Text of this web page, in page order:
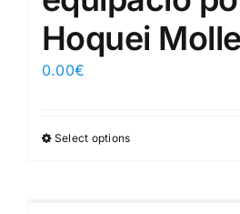
Hoquei
0.00€
Select options